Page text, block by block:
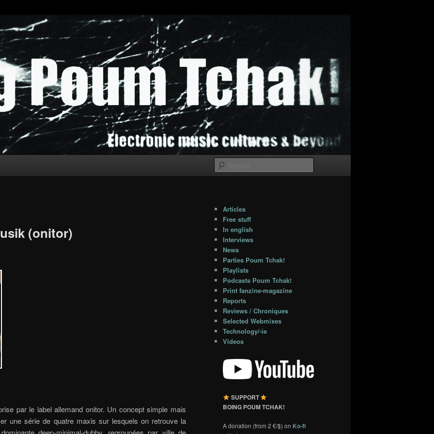
(onitor)
par le label allemand onitor. Un concept simple mais
une série de quatre maxis sur lesquels on retrouve la
Articles
Free stuff
In english
Interviews
News
Parties Poum Tchak!
Playlists
Podcasts Poum Tchak!
Print fanzine-magazine
Reports
Reviews / Chroniques
Selected Webmixes
Technology/-ie
Videos
SUPPORT
BOING POUM TCHAK!
A donation (from 2 €/$) on Ko-fi